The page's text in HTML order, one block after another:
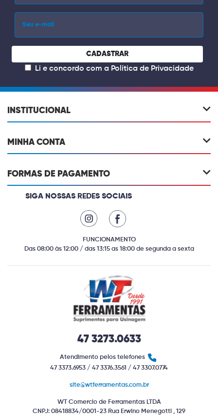
CADASTRAR
Li e concordo com a Política de Privacidade
INSTITUCIONAL
MINHA CONTA
FORMAS DE PAGAMENTO
SIGA NOSSAS REDES SOCIAIS
FUNCIONAMENTO
Das 08:00 às 12:00 / das 13:15 as 18:00 de segunda a sexta
47 3273.0633
Atendimento pelos telefones
47 3373.6953 / 47 3376.3561 / 47 3307.0774
site@wtferramentas.com.br
WT Comercio de Ferramentas LTDA
CNPJ: 08418834/0001-23 Rua Erwino Menegotti , 129